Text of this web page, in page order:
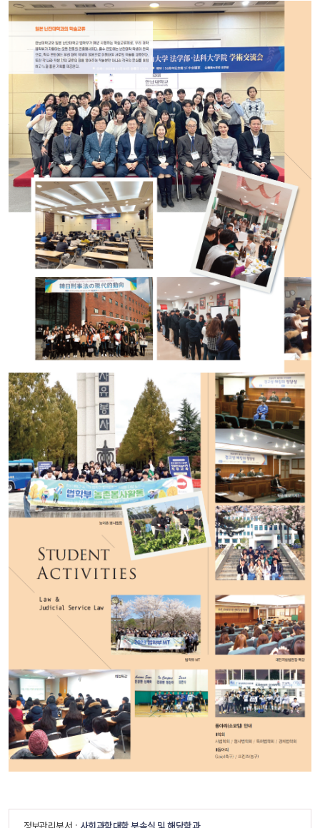
정보관리부서 : 사회과학대학 부속실 및 해당학과